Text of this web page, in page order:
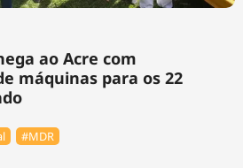
ao Acre com
máquinas para os 22
#MDR